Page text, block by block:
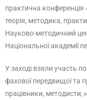
практична конференція
теорія, методика,
Науково-методичний
Національної академії
У заході взяли участь
фахової передвищої та
працівники, методисти,